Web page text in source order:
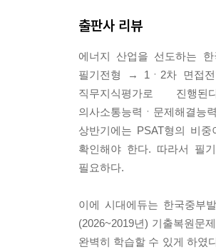
출판사 리뷰
에너지 산업을 선도하는
필기전형 → 1ㆍ2차 면접
직무지식평가로 진행
의사소통능력ㆍ문제해결능
상반기에는 PSAT형의 비
확인해야 한다. 따라서 필
필요하다.
이에 시대에듀는 한국중부
(2026~2019년) 기출복원문
완벽히 학습할 수 있게 하였